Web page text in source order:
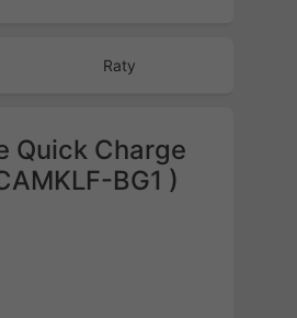
Raty
Quick Charge
BG1 )